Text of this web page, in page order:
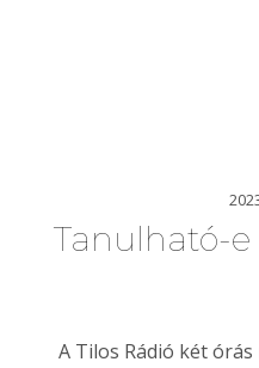
Tanulható-
A Tilos Rádió két